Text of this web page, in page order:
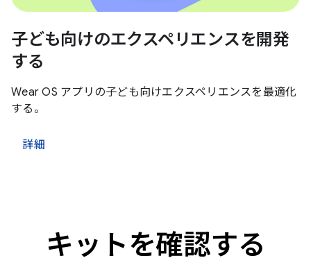
子ども向けのエクスペリエンスを開発
する
Wear OS アプリの子ども向けエクスペリエンスを最適化
する。
詳細
キットを確認する